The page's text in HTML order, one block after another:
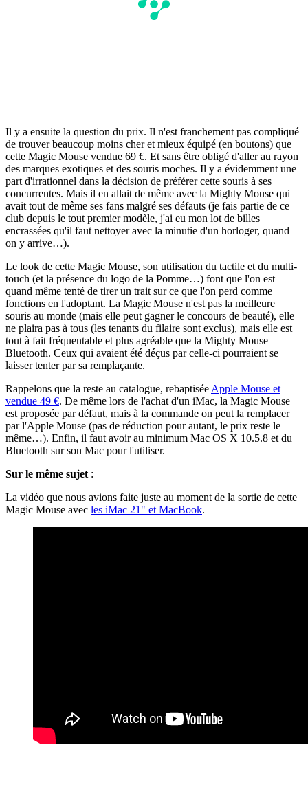
Il y a ensuite la question du prix. Il n'est franchement pas compliqué
de trouver beaucoup moins cher et mieux équipé (en boutons) que
cette Magic Mouse vendue 69 €. Et sans être obligé d'aller au rayon
des marques exotiques et des souris moches. Il y a évidemment une
part d'irrationnel dans la décision de préférer cette souris à ses
concurrentes. Mais il en allait de même avec la Mighty Mouse qui
avait tout de même ses fans malgré ses défauts (je fais partie de ce
club depuis le tout premier modèle, j'ai eu mon lot de billes
encrassées qu'il faut nettoyer avec la minutie d'un horloger, quand
on y arrive…).
Le look de cette Magic Mouse, son utilisation du tactile et du multi-
touch (et la présence du logo de la Pomme…) font que l'on est
quand même tenté de tirer un trait sur ce que l'on perd comme
fonctions en l'adoptant. La Magic Mouse n'est pas la meilleure
souris au monde (mais elle peut gagner le concours de beauté), elle
ne plaira pas à tous (les tenants du filaire sont exclus), mais elle est
tout à fait fréquentable et plus agréable que la Mighty Mouse
Bluetooth. Ceux qui avaient été déçus par celle-ci pourraient se
laisser tenter par sa remplaçante.
Rappelons que la reste au catalogue, rebaptisée Apple Mouse et
vendue 49 €. De même lors de l'achat d'un iMac, la Magic Mouse
est proposée par défaut, mais à la commande on peut la remplacer
par l'Apple Mouse (pas de réduction pour autant, le prix reste le
même…). Enfin, il faut avoir au minimum Mac OS X 10.5.8 et du
Bluetooth sur son Mac pour l'utiliser.
Sur le même sujet :
La vidéo que nous avions faite juste au moment de la sortie de cette
Magic Mouse avec les iMac 21" et MacBook.